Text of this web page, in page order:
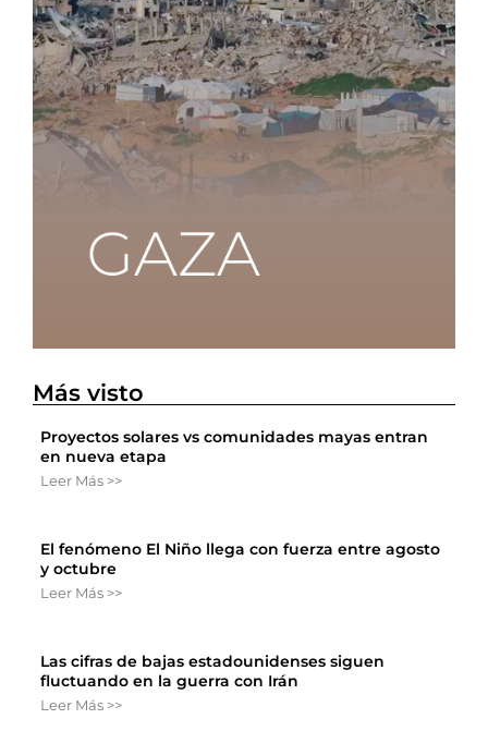
Más visto
Proyectos solares vs comunidades mayas entran
en nueva etapa
Leer Más >>
El fenómeno El Niño llega con fuerza entre agosto
y octubre
Leer Más >>
Las cifras de bajas estadounidenses siguen
fluctuando en la guerra con Irán
Leer Más >>